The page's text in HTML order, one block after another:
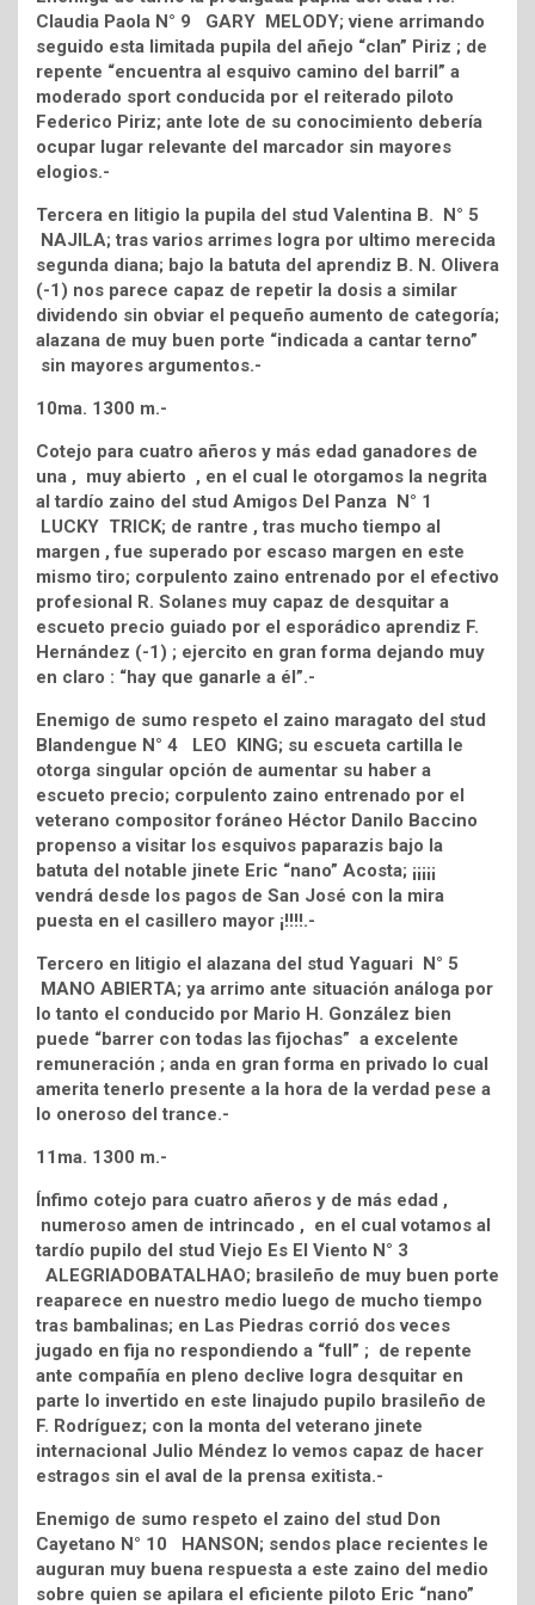
Claudia Paola N° 9 GARY MELODY; viene arrimando
seguido esta limitada pupila del añejo “clan” Piriz ; de
repente “encuentra al esquivo camino del barril” a
moderado sport conducida por el reiterado piloto
Federico Piriz; ante lote de su conocimiento debería
ocupar lugar relevante del marcador sin mayores
elogios.-
Tercera en litigio la pupila del stud Valentina B. N° 5
NAJILA; tras varios arrimes logra por ultimo merecida
segunda diana; bajo la batuta del aprendiz B. N. Olivera
(-1) nos parece capaz de repetir la dosis a similar
dividendo sin obviar el pequeño aumento de categoría;
alazana de muy buen porte “indicada a cantar terno”
sin mayores argumentos.-
10ma. 1300 m.-
Cotejo para cuatro añeros y más edad ganadores de
una , muy abierto , en el cual le otorgamos la negrita
al tardío zaino del stud Amigos Del Panza N° 1
LUCKY TRICK; de rantre , tras mucho tiempo al
margen , fue superado por escaso margen en este
mismo tiro; corpulento zaino entrenado por el efectivo
profesional R. Solanes muy capaz de desquitar a
escueto precio guiado por el esporádico aprendiz F.
Hernández (-1) ; ejercito en gran forma dejando muy
en claro : “hay que ganarle a él”.-
Enemigo de sumo respeto el zaino maragato del stud
Blandengue N° 4 LEO KING; su escueta cartilla le
otorga singular opción de aumentar su haber a
escueto precio; corpulento zaino entrenado por el
veterano compositor foráneo Héctor Danilo Baccino
propenso a visitar los esquivos paparazis bajo la
batuta del notable jinete Eric “nano” Acosta; ¡¡¡¡¡
vendrá desde los pagos de San José con la mira
puesta en el casillero mayor ¡!!!!.-
Tercero en litigio el alazana del stud Yaguari N° 5
MANO ABIERTA; ya arrimo ante situación análoga por
lo tanto el conducido por Mario H. González bien
puede “barrer con todas las fijochas” a excelente
remuneración ; anda en gran forma en privado lo cual
amerita tenerlo presente a la hora de la verdad pese a
lo oneroso del trance.-
11ma. 1300 m.-
Ínfimo cotejo para cuatro añeros y de más edad ,
numeroso amen de intrincado , en el cual votamos al
tardío pupilo del stud Viejo Es El Viento N° 3
ALEGRIADOBATALHAO; brasileño de muy buen porte
reaparece en nuestro medio luego de mucho tiempo
tras bambalinas; en Las Piedras corrió dos veces
jugado en fija no respondiendo a “full” ; de repente
ante compañía en pleno declive logra desquitar en
parte lo invertido en este linajudo pupilo brasileño de
F. Rodríguez; con la monta del veterano jinete
internacional Julio Méndez lo vemos capaz de hacer
estragos sin el aval de la prensa exitista.-
Enemigo de sumo respeto el zaino del stud Don
Cayetano N° 10 HANSON; sendos place recientes le
auguran muy buena respuesta a este zaino del medio
sobre quien se apilara el eficiente piloto Eric “nano”